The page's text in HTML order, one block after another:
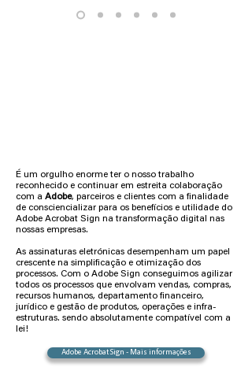
downloads ou registos.
Digitalize e carregue facilmente
PDFs com a aplicação móvel
gratuita Adobe Scan.
É um orgulho enorme ter o nosso trabalho
reconhecido e continuar em estreita colaboração
com a Adobe, parceiros e clientes com a finalidade
de consciencializar para os benefícios e utilidade do
Adobe Acrobat Sign na transformação digital nas
nossas empresas.
As assinaturas eletrónicas desempenham um papel
crescente na simplificação e otimização dos
processos. Com o Adobe Sign conseguimos agilizar
todos os processos que envolvam vendas, compras,
recursos humanos, departamento financeiro,
jurídico e gestão de produtos, operações e infra-
estruturas. sendo absolutamente compatível com a
lei!
Adobe Acrobat Sign - Mais informações